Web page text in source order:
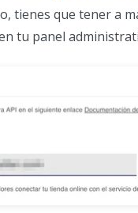
tienes que tener a
tu panel